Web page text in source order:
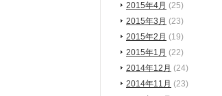
2015年4月 (25)
2015年3月 (23)
2015年2月 (19)
2015年1月 (22)
2014年12月 (24)
2014年11月 (23)